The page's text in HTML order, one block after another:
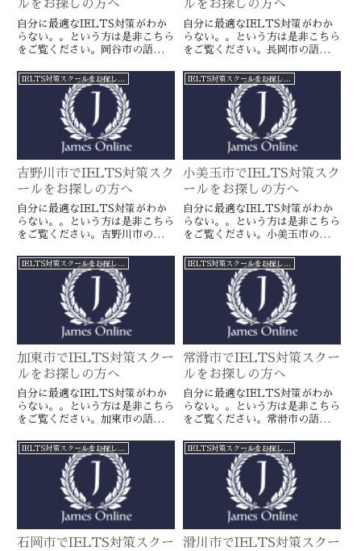
ルをお探しの方へ
自分に最適なIELTS対策がわか
らない。。という方は是非こちら
をご覧ください。岡谷市の語学ス
ラインのIELTS対策ならより確
実に目標達成が近づきます。海外
留学や移住をお考えの方や国内大
学受験を有利に進めたい方に是
ルをお探しの方へ
自分に最適なIELTS対策がわか
らない。。という方は是非こちら
をご覧ください。長岡市の語学ス
ラインのIELTS対策ならより確
実に目標達成が近づきます。海外
留学や移住をお考えの方や国内大
学受験を有利に進めたい方に是
IELTS対策スクールをお探しの方へ
吉野川市でIELTS対策スク
ールをお探しの方へ
自分に最適なIELTS対策がわか
らない。。という方は是非こちら
をご覧ください。吉野川市の語学
ンラインのIELTS対策ならより
確実に目標達成が近づきます。海
外留学や移住をお考えの方や国内
大学受験を有利に進めたい方に是
IELTS対策スクールをお探しの方へ
小美玉市でIELTS対策スク
ールをお探しの方へ
自分に最適なIELTS対策がわか
らない。。という方は是非こちら
をご覧ください。小美玉市の語学
ンラインのIELTS対策ならより
確実に目標達成が近づきます。海
外留学や移住をお考えの方や国内
大学受験を有利に進めたい方に是
IELTS対策スクールをお探しの方へ
加東市でIELTS対策スクー
ルをお探しの方へ
自分に最適なIELTS対策がわか
らない。。という方は是非こちら
をご覧ください。加東市の語学ス
ラインのIELTS対策ならより確
実に目標達成が近づきます。海外
留学や移住をお考えの方や国内大
学受験を有利に進めたい方に是
IELTS対策スクールをお探しの方へ
常滑市でIELTS対策スクー
ルをお探しの方へ
自分に最適なIELTS対策がわか
らない。。という方は是非こちら
をご覧ください。常滑市の語学ス
ラインのIELTS対策ならより確
実に目標達成が近づきます。海外
留学や移住をお考えの方や国内大
学受験を有利に進めたい方に是
IELTS対策スクールをお探しの方へ
石岡市でIELTS対策スクー
IELTS対策スクールをお探しの方へ
滑川市でIELTS対策スクー